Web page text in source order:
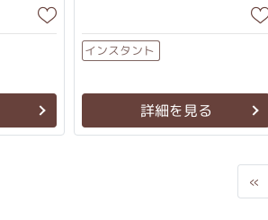
インスタント
詳細を見る
«